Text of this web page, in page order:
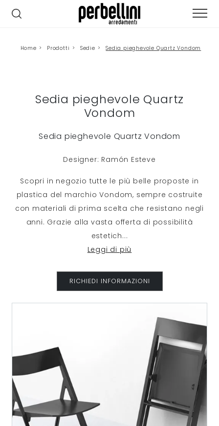
Home > Prodotti > Sedie > Sedia pieghevole Quartz Vondom
Sedia pieghevole Quartz
Vondom
Sedia pieghevole Quartz Vondom
Designer: Ramón Esteve
Scopri in negozio tutte le più belle proposte in
plastica del marchio Vondom, sempre costruite
con materiali di prima scelta che resistano negli
anni. Grazie alla vasta offerta di possibilità
estetich...
Leggi di più
RICHIEDI INFORMAZIONI